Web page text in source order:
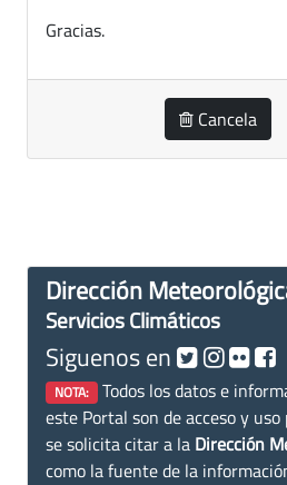
Gracias.
Cancela
Dirección
Servicios Climáticos
Siguenos en
NOTA: Todos los datos e
este Portal son de acceso y
se solicita citar a la Dirección
como la fuente de la